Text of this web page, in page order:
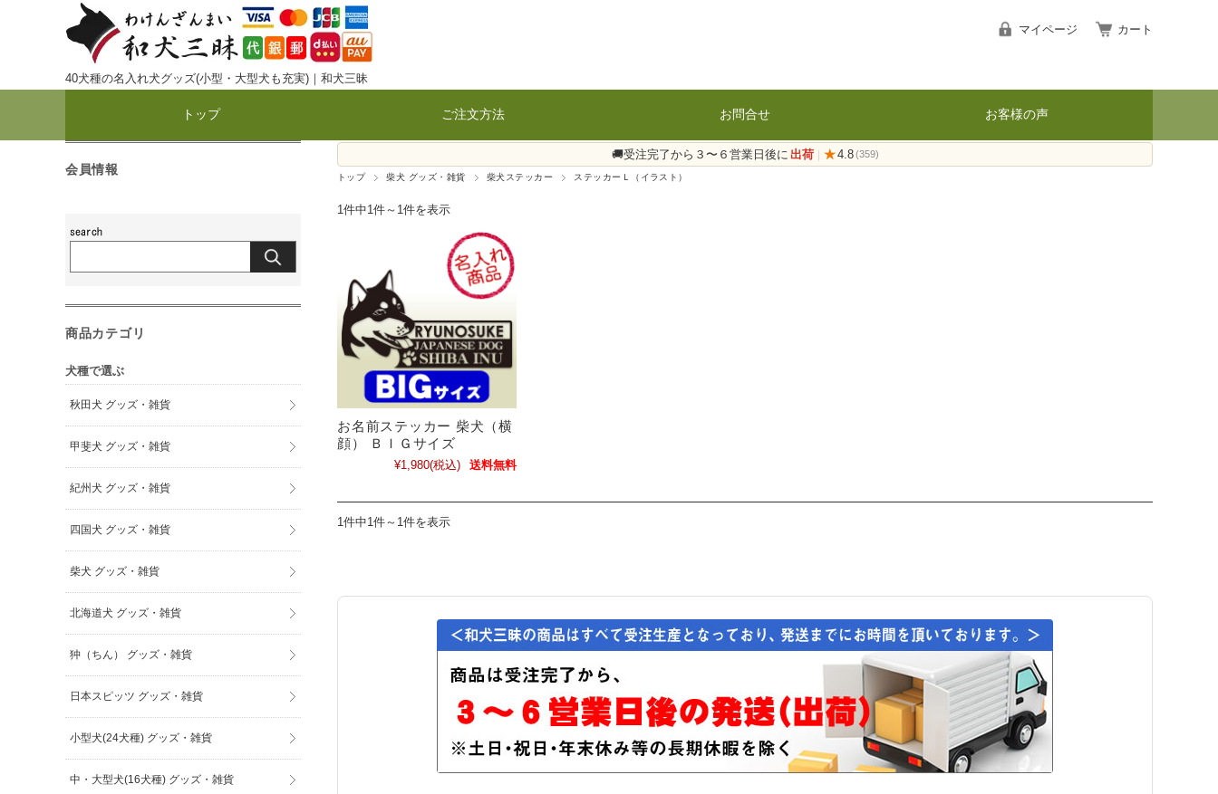
40犬種の名入れ犬グッズ(小型・大型犬も充実)｜和犬三昧
マイページ カート
トップ ご注文方法 お問合せ お客様の声
🚚受注完了から３〜６営業日後に 出荷 | ★4.8 (359)
トップ 柴犬 グッズ・雑貨 柴犬ステッカー ステッカーＬ（イラスト）
1件中1件～1件を表示
お名前ステッカー 柴犬（横
顔） ＢＩＧサイズ
¥1,980(税込) 送料無料
1件中1件～1件を表示
会員情報
商品カテゴリ
犬種で選ぶ
秋田犬 グッズ・雑貨
甲斐犬 グッズ・雑貨
紀州犬 グッズ・雑貨
四国犬 グッズ・雑貨
柴犬 グッズ・雑貨
北海道犬 グッズ・雑貨
狆（ちん） グッズ・雑貨
日本スピッツ グッズ・雑貨
小型犬(24犬種) グッズ・雑貨
中・大型犬(16犬種) グッズ・雑貨